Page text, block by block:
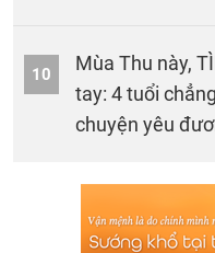
10
Mùa Thu này,
tay: 4 tuổi
chuyện yêu